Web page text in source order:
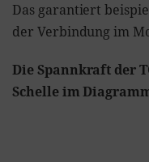
Das garantiert
der Verbindung im
Die Spannkraft der
Schelle im